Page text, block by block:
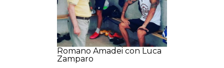
Romano Amadei con Luca
Zamparo